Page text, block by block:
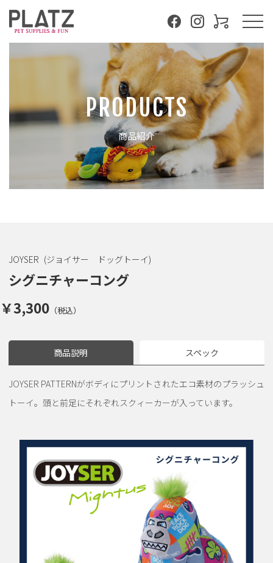
PRODUCTS
商品紹介
JOYSER (ジョイサー ドッグトーイ)
シグニチャーコング
￥3,300（税込）
商品説明 スペック
JOYSER PATTERNがボディにプリントされたエコ素材のプラッシュ
トーイ。頭と前足にそれぞれスクィーカーが入っています。